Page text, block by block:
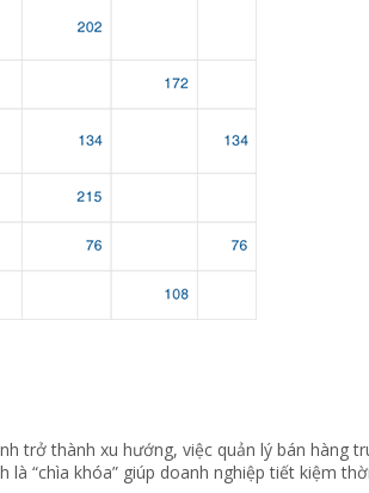
trở thành xu hướng, việc quản lý bán hàng
là “chìa khóa” giúp doanh nghiệp tiết kiệm